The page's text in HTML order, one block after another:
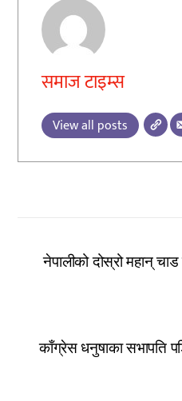
समाज टाइम्स
View all posts
नेपालीको दोस्रो महान्
काँग्रेस धनुषाका सभापति